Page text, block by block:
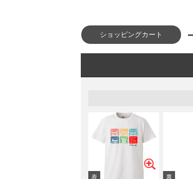
ショッピングカート